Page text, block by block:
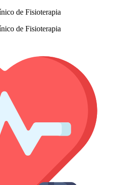
de Fisioterapia
de Fisioterapia